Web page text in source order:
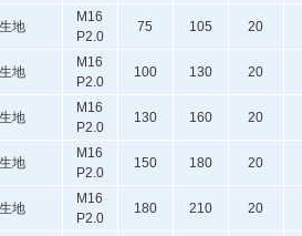
生地
M16
P2.0
75 105 20
生地
M16
P2.0
100 130 20
生地
M16
P2.0
130 160 20
生地
M16
P2.0
150 180 20
生地
M16
P2.0
180 210 20